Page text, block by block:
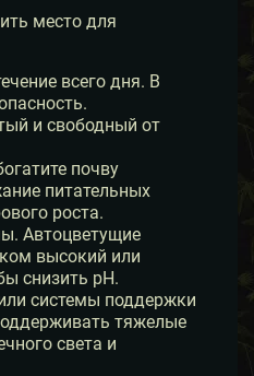
место для
всего дня. В
и свободный от
почву
питательных
роста.
Автоцветущие
высокий или
снизить рН.
системы поддержки
тяжелые
света и